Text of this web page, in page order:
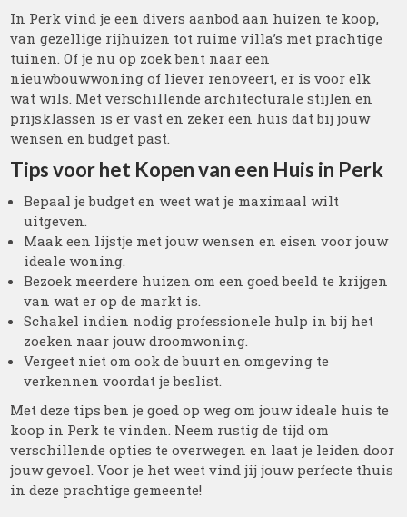
In Perk vind je een divers aanbod aan huizen te koop,
van gezellige rijhuizen tot ruime villa’s met prachtige
tuinen. Of je nu op zoek bent naar een
nieuwbouwwoning of liever renoveert, er is voor elk
wat wils. Met verschillende architecturale stijlen en
prijsklassen is er vast en zeker een huis dat bij jouw
wensen en budget past.
Tips voor het Kopen van een Huis in Perk
Bepaal je budget en weet wat je maximaal wilt
uitgeven.
Maak een lijstje met jouw wensen en eisen voor jouw
ideale woning.
Bezoek meerdere huizen om een goed beeld te krijgen
van wat er op de markt is.
Schakel indien nodig professionele hulp in bij het
zoeken naar jouw droomwoning.
Vergeet niet om ook de buurt en omgeving te
verkennen voordat je beslist.
Met deze tips ben je goed op weg om jouw ideale huis te
koop in Perk te vinden. Neem rustig de tijd om
verschillende opties te overwegen en laat je leiden door
jouw gevoel. Voor je het weet vind jij jouw perfecte thuis
in deze prachtige gemeente!